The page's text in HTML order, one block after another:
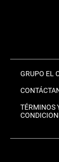
GRUPO EL
TÉRMINOS